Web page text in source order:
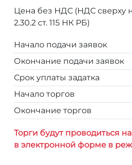
Цена без НДС (НДС сверху
2.30.2 ст. 115 НК РБ)
Начало подачи заявок
Окончание подачи заявок
Срок уплаты задатка
Начало торгов
Окончание торгов
Торги будут проводиться
в электронной форме в